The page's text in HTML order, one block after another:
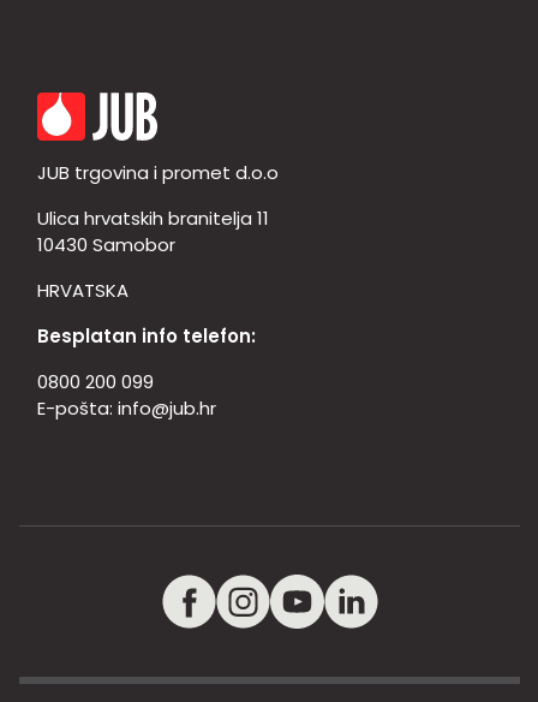
JUB trgovina i promet d.o.o
Ulica hrvatskih branitelja 11
10430 Samobor
HRVATSKA
Besplatan info telefon:
0800 200 099
E-pošta: info@jub.hr